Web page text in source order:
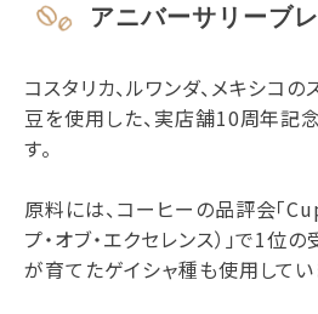
アニバーサリーブ
コスタリカ、ルワンダ、メキシコ
豆を使用した、実店舗10周年記
す。
原料には、コーヒーの品評会「
プ・オブ・エクセレンス）」で1
が育てたゲイシャ種も使用してい